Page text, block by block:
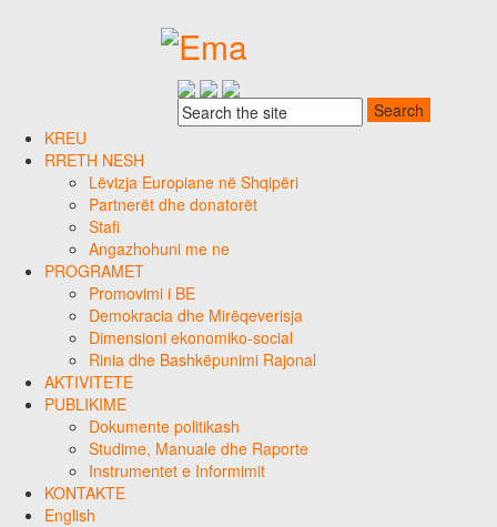
KREU
RRETH NESH
Lëvizja Europiane në Shqipëri
Partnerët dhe donatorët
Stafi
Angazhohuni me ne
PROGRAMET
Promovimi i BE
Demokracia dhe Mirëqeverisja
Dimensioni ekonomiko-social
Rinia dhe Bashkëpunimi Rajonal
AKTIVITETE
PUBLIKIME
Dokumente politikash
Studime, Manuale dhe Raporte
Instrumentet e Informimit
KONTAKTE
English